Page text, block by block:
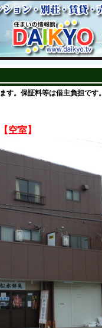
。保証料等は借主負担です。
【空室】